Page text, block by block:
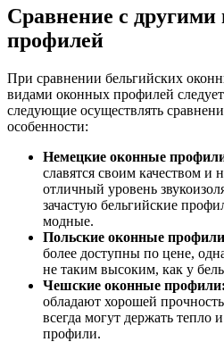
Сравнение с
профилей
При сравнении бельгийских
видами оконных профилей
следующие осуществлять
особенности:
Немецкие оконные
славятся своим качеством
отличный уровень
зачастую бельгийские
модные.
Польские оконные
более доступны по цене,
не таким высоким, как у
Чешские оконные профили:
обладают хорошей
всегда могут держать тепло
профили.